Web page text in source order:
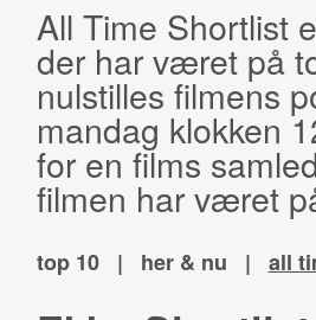
All Time Shortlist
der har været på
nulstilles filmens
mandag klokken
for en films
filmen har været
top 10 | her & nu | all